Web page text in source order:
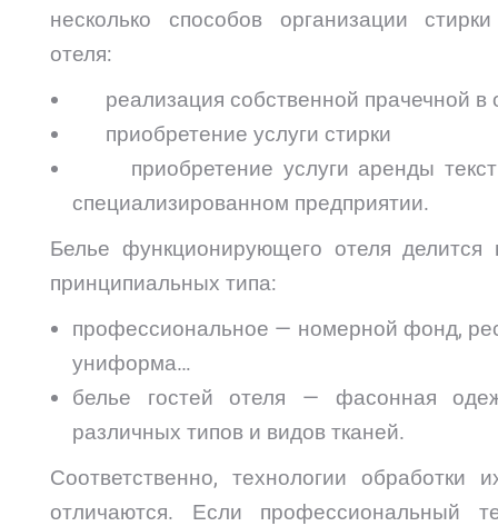
несколько способов организации
отеля:
реализация собственной прачечной в
приобретение услуги стирки
приобретение услуги аренды
специализированном предприятии.
Белье функционирующего отеля делится
принципиальных типа:
профессиональное — номерной фонд,
униформа…
белье гостей отеля — фасонная
различных типов и видов тканей.
Соответственно, технологии обработки
отличаются. Если профессиональный